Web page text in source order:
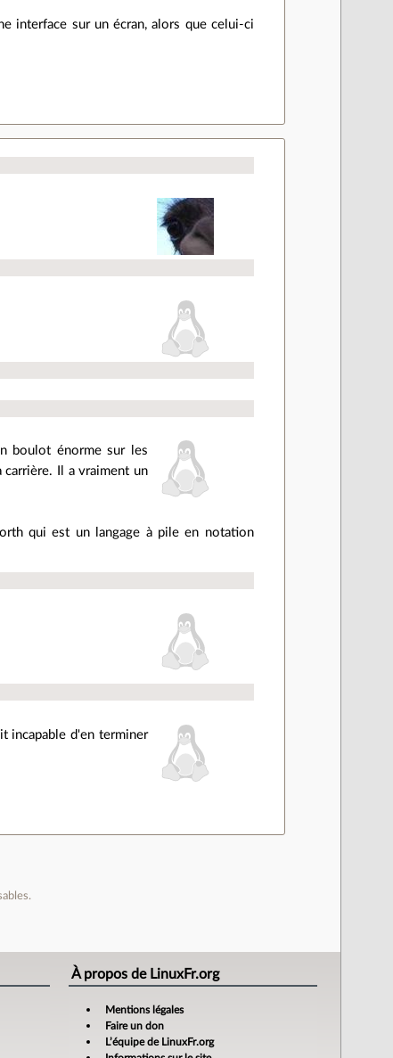
interface sur un écran, alors que celui-ci
boulot énorme sur les
Il a vraiment un
qui est un langage à pile en notation
incapable d'en terminer
À propos de LinuxFr.org
Mentions légales
Faire un don
L’équipe de LinuxFr.org